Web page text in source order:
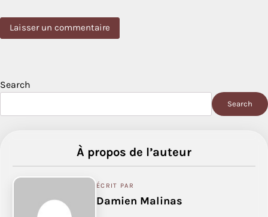
Search
Search
À propos de l’auteur
ÉCRIT PAR
Damien Malinas